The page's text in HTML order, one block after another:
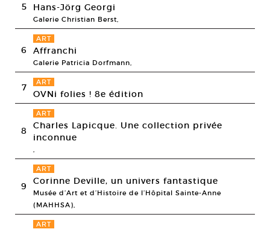
5 Hans-Jörg Georgi
Galerie Christian Berst,
6
ART
Affranchi
Galerie Patricia Dorfmann,
7 ART
OVNi folies ! 8e édition
8
ART
Charles Lapicque. Une collection privée
inconnue
,
9
ART
Corinne Deville, un univers fantastique
Musée d’Art et d’Histoire de l’Hôpital Sainte-Anne
(MAHHSA),
ART